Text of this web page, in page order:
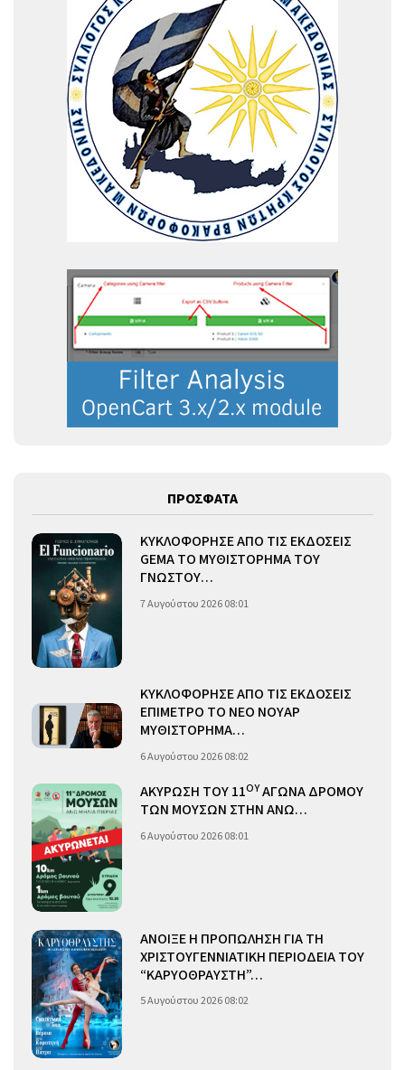
ΠΡΟΣΦΑΤΑ
ΚΥΚΛΟΦΟΡΗΣΕ ΑΠΟ ΤΙΣ ΕΚΔΟΣΕΙΣ
GEMA ΤΟ ΜΥΘΙΣΤΟΡΗΜΑ ΤΟΥ
ΓΝΩΣΤΟΥ…
7 Αυγούστου 2026 08:01
ΚΥΚΛΟΦΟΡΗΣΕ ΑΠΟ ΤΙΣ ΕΚΔΟΣΕΙΣ
ΕΠΙΜΕΤΡΟ ΤΟ ΝΕΟ ΝΟΥΑΡ
ΜΥΘΙΣΤΟΡΗΜΑ…
6 Αυγούστου 2026 08:02
ΑΚΥΡΩΣΗ ΤΟΥ 11ΟΥΑΓΩΝΑ ΔΡΟΜΟΥ
ΤΩΝ ΜΟΥΣΩΝ ΣΤΗΝ ΑΝΩ…
6 Αυγούστου 2026 08:01
ΑΝΟΙΞΕ Η ΠΡΟΠΩΛΗΣΗ ΓΙΑ ΤΗ
ΧΡΙΣΤΟΥΓΕΝΝΙΑΤΙΚΗ ΠΕΡΙΟΔΕΙΑ ΤΟΥ
“ΚΑΡΥΟΘΡΑΥΣΤΗ”…
5 Αυγούστου 2026 08:02